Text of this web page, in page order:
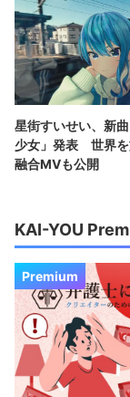
星街すいせい、新
少女」発表 世界を
融合MVも公開
KAI-YOU
Premium